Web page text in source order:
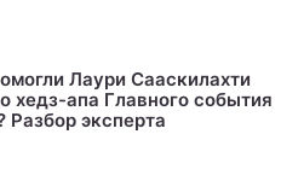
Лаури Сааскилахти
хедз-апа Главного события
Разбор эксперта